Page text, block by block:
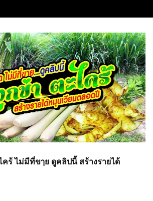
ร้ ไม่มีที่ขๅย ดูคลิปนี้ สร้างรายได้